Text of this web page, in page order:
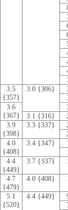
3.5
{357}
3.0 {306}
3.6
{367}
3.1 {316}
3.9
{398}
3.3 {337}
4.0
{408}
3.4 {347}
4.4
{449}
3.7 {337}
4.7
{479}
4.0 {408}
5.1
{520}
4.4 {449}